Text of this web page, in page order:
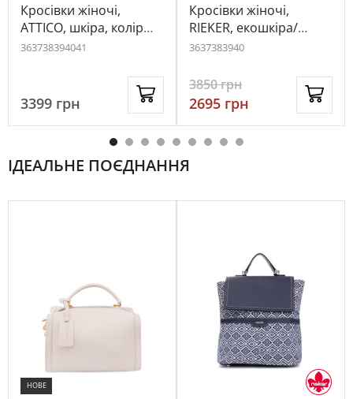
Кросівки жіночі,
ATTICO, шкіра, колір
білий, 1043088
363738394041
3399 грн
Кросівки жіночі,
RIEKER, екошкіра/
текстиль, колір білий,
3637383940
3850грн
2695 грн
ІДЕАЛЬНЕ ПОЄДНАННЯ
НОВЕ